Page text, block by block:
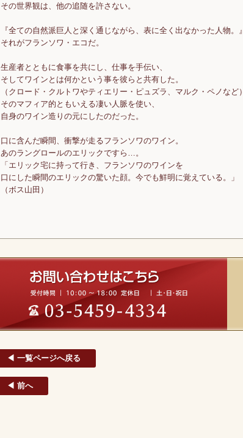
その世界観は、他の追随を許さない。
『全ての自然派巨人と深く通じながら、表に全く出なかった人物。』
それがフランソワ・エコだ。
生産者とともに食事を共にし、仕事を手伝い、
そしてワインとは何かという事を彼らと共有した。
（クロード・クルトワやティエリー・ピュズラ、マルク・ペノなど）
そのマフィア的ともいえる凄い人脈を使い、
自身のワイン造りの元にしたのだった。
口に含んだ瞬間、衝撃が走るフランソワのワイン。
あのラングロールのエリックですら…。
「エリック宅に持って行き、フランソワのワインを
口にした瞬間のエリックの驚いた顔。今でも鮮明に覚えている。」
（ボス山田）
◀ 一覧ページへ戻る
◀ 前へ